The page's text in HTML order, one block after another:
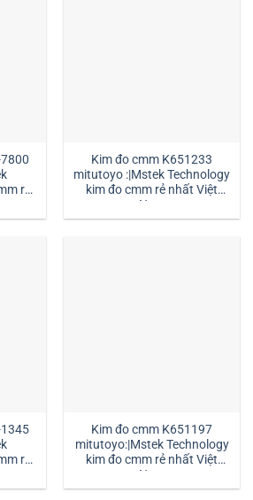
rẻ
Kim đo cmm K651233
mitutoyo :|Mstek Technology
kim đo cmm rẻ nhất Việt
Nam
rẻ
Kim đo cmm K651197
mitutoyo:|Mstek Technology
kim đo cmm rẻ nhất Việt
Nam